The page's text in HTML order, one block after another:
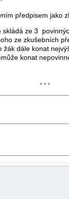
předpisem jako
ze 3
ze zkušebních
dále konat
konat
. . .